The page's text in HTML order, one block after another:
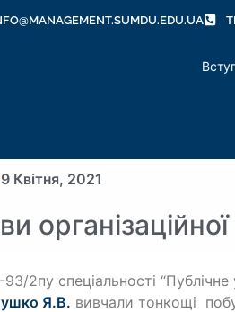
9 Квітня, 2021
2пу спеціальності
Я.В. вивчали тонкощі